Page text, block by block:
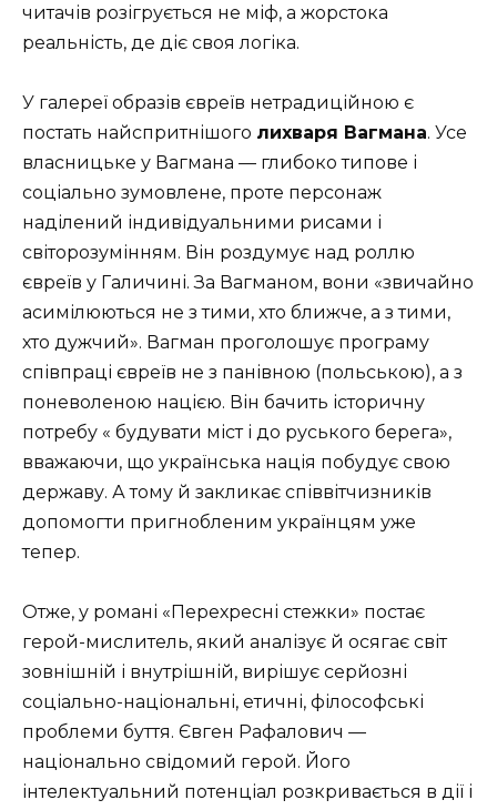
читачів розігрується не міф, а жорстока
реальність, де діє своя логіка.
У галереї образів євреїв нетрадиційною є
постать найспритнішого лихваря Вагмана. Усе
власницьке у Вагмана — глибоко типове і
соціально зумовлене, проте персонаж
наділений індивідуальними рисами і
світорозумінням. Він роздумує над роллю
євреїв у Галичині. За Вагманом, вони «звичайно
асимілюються не з тими, хто ближче, а з тими,
хто дужчий». Вагман проголошує програму
співпраці євреїв не з панівною (польською), а з
поневоленою нацією. Він бачить історичну
потребу « будувати міст і до руського берега»,
вважаючи, що українська нація побудує свою
державу. А тому й закликає співвітчизників
допомогти пригнобленим українцям уже
тепер.
Отже, у романі «Перехресні стежки» постає
герой-мислитель, який аналізує й осягає світ
зовнішній і внутрішній, вирішує серйозні
соціально-національні, етичні, філософські
проблеми буття. Євген Рафалович —
національно свідомий герой. Його
інтелектуальний потенціал розкривається в дії і